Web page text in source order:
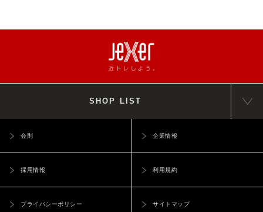
SHOP LIST
会則 企業情報
採用情報 利用規約
プライバシーポリシー サイトマップ